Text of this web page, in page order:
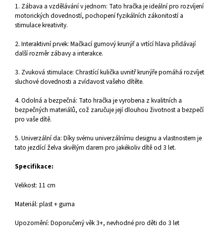
1. Zábava a vzdělávání v jednom: Tato hračka je ideální pro rozvíjení
motorických dovedností, pochopení fyzikálních zákonitostí a
stimulace kreativity.
2. Interaktivní prvek: Mačkací gumový krunýř a vrtící hlava přidávají
další rozměr zábavy a interakce.
3. Zvuková stimulace: Chrastící kulička uvnitř krunýře pomáhá rozvíjet
sluchové dovednosti a zvídavost vašeho dítěte.
4. Odolná a bezpečná: Tato hračka je vyrobena z kvalitních a
bezpečných materiálů, což zaručuje její dlouhou životnost a bezpečí
pro vaše dítě.
5. Univerzální da: Díky svému univerzálnímu designu a vlastnostem je
tato jezdící želva skvělým darem pro jakékoliv dítě od 3 let.
Specifikace:
Velikost: 11 cm
Materiál: plast + guma
Upozornění: Doporučený věk 3+, nevhodné pro děti do 3 let